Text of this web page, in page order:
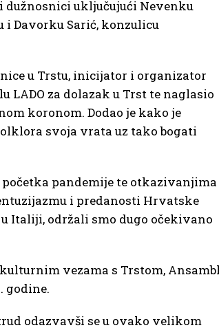
dužnosnici uključujući Nevenku
i Davorku Sarić, konzulicu
u Trstu, inicijator i organizator
LADO za dolazak u Trst te naglasio
koronom. Dodao je kako je
svoja vrata uz tako bogati
pandemije te otkazivanjima
i predanosti Hrvatske
Italiji, održali smo dugo očekivano
vezama s Trstom,
godine.
odazvavši se u ovako velikom